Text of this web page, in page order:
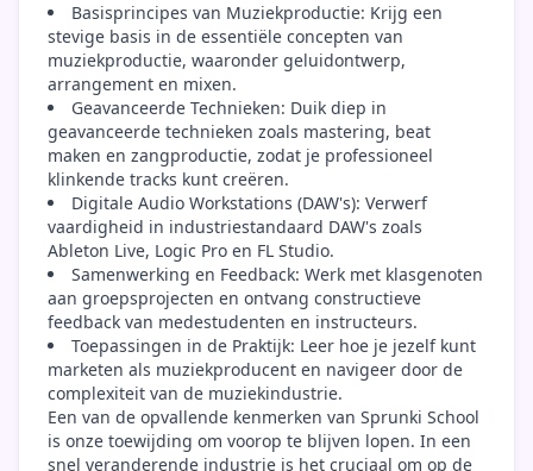
Basisprincipes van Muziekproductie: Krijg een
stevige basis in de essentiële concepten van
muziekproductie, waaronder geluidontwerp,
arrangement en mixen.
Geavanceerde Technieken: Duik diep in
geavanceerde technieken zoals mastering, beat
maken en zangproductie, zodat je professioneel
klinkende tracks kunt creëren.
Digitale Audio Workstations (DAW's): Verwerf
vaardigheid in industriestandaard DAW's zoals
Ableton Live, Logic Pro en FL Studio.
Samenwerking en Feedback: Werk met klasgenoten
aan groepsprojecten en ontvang constructieve
feedback van medestudenten en instructeurs.
Toepassingen in de Praktijk: Leer hoe je jezelf kunt
marketen als muziekproducent en navigeer door de
complexiteit van de muziekindustrie.
Een van de opvallende kenmerken van Sprunki School
is onze toewijding om voorop te blijven lopen. In een
snel veranderende industrie is het cruciaal om op de